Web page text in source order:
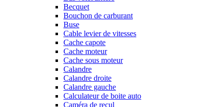
Becquet
Bouchon de carburant
Buse
Cable levier de vitesses
Cache capote
Cache moteur
Cache sous moteur
Calandre
Calandre droite
Calandre gauche
Calculateur de boite auto
Caméra de recul